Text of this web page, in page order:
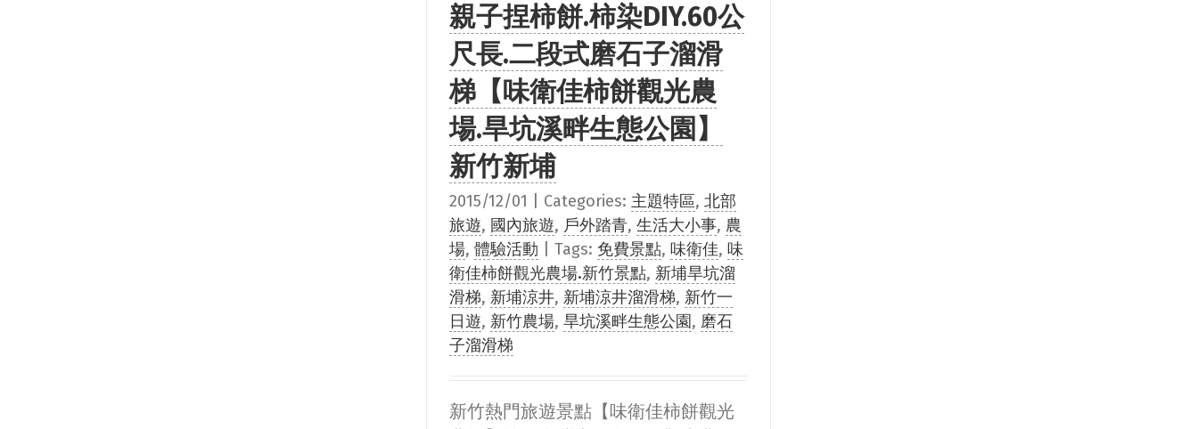
親子捏柿餅.柿染DIY.60公
尺長.二段式磨石子溜滑
梯【味衛佳柿餅觀光農
場.旱坑溪畔生態公園】
新竹新埔
2015/12/01 Categories: 主題特區, 北部
旅遊, 國內旅遊, 戶外踏青, 生活大小事, 農
場, 體驗活動 Tags: 免費景點, 味衛佳, 味
衛佳柿餅觀光農場.新竹景點, 新埔旱坑溜
滑梯, 新埔涼井, 新埔涼井溜滑梯, 新竹一
日遊, 新竹農場, 旱坑溪畔生態公園, 磨石
子溜滑梯
新竹熱門旅遊景點【味衛佳柿餅觀光